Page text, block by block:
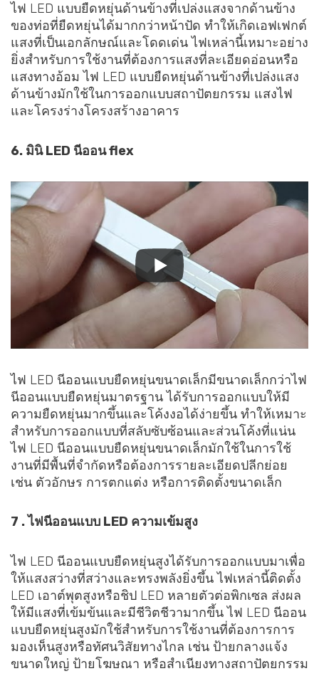
ไฟ LED แบบยืดหยุ่นด้านข้างที่เปล่งแสงจากด้านข้าง
ของท่อที่ยืดหยุ่นได้มากกว่าหน้าปัด ทำให้เกิดเอฟเฟกต์
แสงที่เป็นเอกลักษณ์และโดดเด่น ไฟเหล่านี้เหมาะอย่าง
ยิ่งสำหรับการใช้งานที่ต้องการแสงที่ละเอียดอ่อนหรือ
แสงทางอ้อม ไฟ LED แบบยืดหยุ่นด้านข้างที่เปล่งแสง
ด้านข้างมักใช้ในการออกแบบสถาปัตยกรรม แสงไฟ
และโครงร่างโครงสร้างอาคาร
6. มินิ LED นีออน flex
ไฟ LED นีออนแบบยืดหยุ่นขนาดเล็กมีขนาดเล็กกว่าไฟ
นีออนแบบยืดหยุ่นมาตรฐาน ได้รับการออกแบบให้มี
ความยืดหยุ่นมากขึ้นและโค้งงอได้ง่ายขึ้น ทำให้เหมาะ
สำหรับการออกแบบที่สลับซับซ้อนและส่วนโค้งที่แน่น
ไฟ LED นีออนแบบยืดหยุ่นขนาดเล็กมักใช้ในการใช้
งานที่มีพื้นที่จำกัดหรือต้องการรายละเอียดปลีกย่อย
เช่น ตัวอักษร การตกแต่ง หรือการติดตั้งขนาดเล็ก
7 . ไฟนีออนแบบ LED ความเข้มสูง
ไฟ LED นีออนแบบยืดหยุ่นสูงได้รับการออกแบบมาเพื่อ
ให้แสงสว่างที่สว่างและทรงพลังยิ่งขึ้น ไฟเหล่านี้ติดตั้ง
LED เอาต์พุตสูงหรือชิป LED หลายตัวต่อพิกเซล ส่งผล
ให้มีแสงที่เข้มข้นและมีชีวิตชีวามากขึ้น ไฟ LED นีออน
แบบยืดหยุ่นสูงมักใช้สำหรับการใช้งานที่ต้องการการ
มองเห็นสูงหรือทัศนวิสัยทางไกล เช่น ป้ายกลางแจ้ง
ขนาดใหญ่ ป้ายโฆษณา หรือสำเนียงทางสถาปัตยกรรม